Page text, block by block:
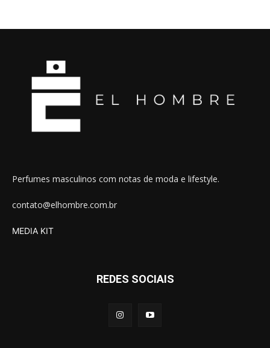
Perfumes masculinos com notas de moda e lifestyle.
contato@elhombre.com.br
MEDIA KIT
REDES SOCIAIS